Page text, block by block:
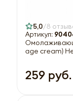
5,0 8
Артикул:
age cream)
259 руб.